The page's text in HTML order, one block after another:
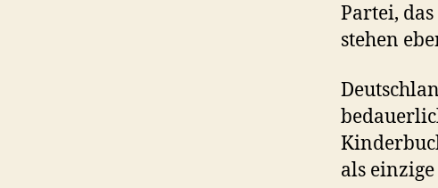
Partei,
stehen
als